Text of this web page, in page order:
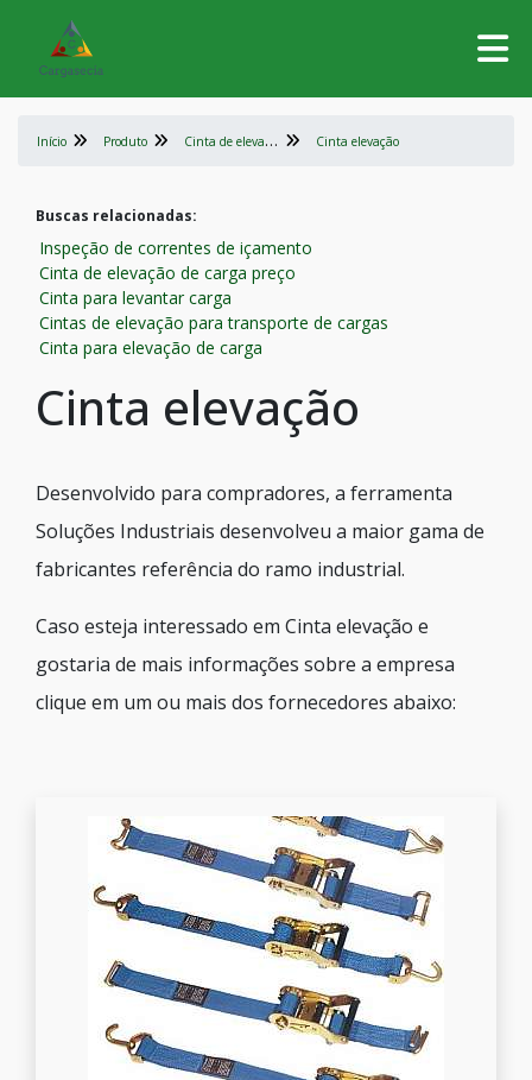
Início Produto C
inta de elevação de carga Cinta elevação
Buscas relacionadas:
Inspeção de correntes de içamento
Cinta de elevação de carga preço
Cinta para levantar carga
Cintas de elevação para transporte de cargas
Cinta para elevação de carga
Cinta elevação
Desenvolvido para compradores, a ferramenta
Soluções Industriais desenvolveu a maior gama de
fabricantes referência do ramo industrial.
Caso esteja interessado em Cinta elevação e
gostaria de mais informações sobre a empresa
clique em um ou mais dos fornecedores abaixo: